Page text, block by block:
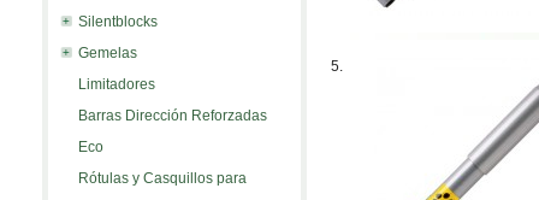
Silentblocks
Gemelas
Limitadores
Barras Dirección Reforzadas
Eco
Rótulas y Casquillos para
5.